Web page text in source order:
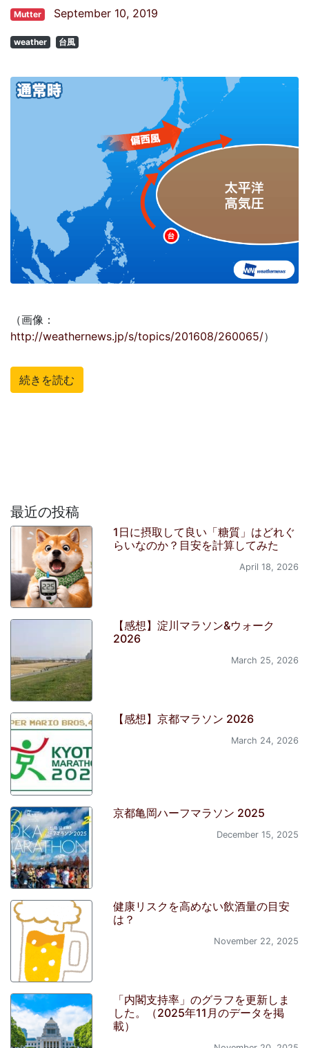
Mutter September 10, 2019
weather 台風
（画像：
http://weathernews.jp/s/topics/201608/260065/）
続きを読む
最近の投稿
1日に摂取して良い「糖質」はどれぐ
らいなのか？目安を計算してみた
April 18, 2026
【感想】淀川マラソン&ウォーク
2026
March 25, 2026
【感想】京都マラソン 2026
March 24, 2026
京都亀岡ハーフマラソン 2025
December 15, 2025
健康リスクを高めない飲酒量の目安
は？
November 22, 2025
「内閣支持率」のグラフを更新しま
した。（2025年11月のデータを掲
載）